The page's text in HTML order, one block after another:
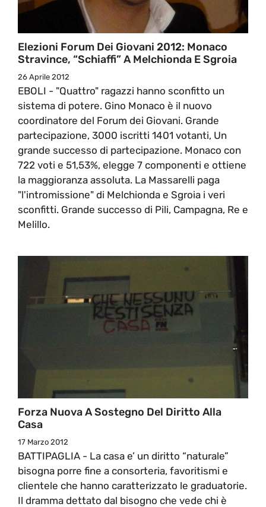
Elezioni Forum Dei Giovani 2012: Monaco
Stravince, “schiaffi” A Melchionda E Sgroia
26 Aprile 2012
EBOLI - "Quattro" ragazzi hanno sconfitto un
sistema di potere. Gino Monaco è il nuovo
coordinatore del Forum dei Giovani. Grande
partecipazione, 3000 iscritti 1401 votanti, Un
grande successo di partecipazione. Monaco con
722 voti e 51,53%, elegge 7 componenti e ottiene
la maggioranza assoluta. La Massarelli paga
"l'intromissione" di Melchionda e Sgroia i veri
sconfitti. Grande successo di Pili, Campagna, Re e
Melillo.
Forza Nuova A Sostegno Del Diritto Alla
Casa
17 Marzo 2012
BATTIPAGLIA - La casa e’ un diritto “naturale”
bisogna porre fine a consorteria, favoritismi e
clientele che hanno caratterizzato le graduatorie.
Il dramma dettato dal bisogno che vede chi è